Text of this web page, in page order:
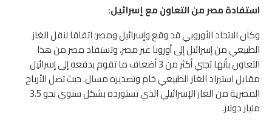
استفادة مصر من التعاون مع إسرائيل:
وكان الاتحاد الأوروبي قد وقع وإسرائيل ومصر؛ اتفاقا لنقل الغاز
الطبيعي من إسرائيل إلى أوروبا عبر مصر، وتستفاد مصر من هذا
التعاون بأنها تجني أكثر من 3 أضعاف ما تقوم بدفعه إلى إسرائيل
مقابل استيراد الغاز الطبيعي خام وتصديره مسال. حيث تصل الأرباح
المصرية من الغاز الإسرائيلي الذي تستورده بشكل سنوي نحو 3.5
مليار دولار.